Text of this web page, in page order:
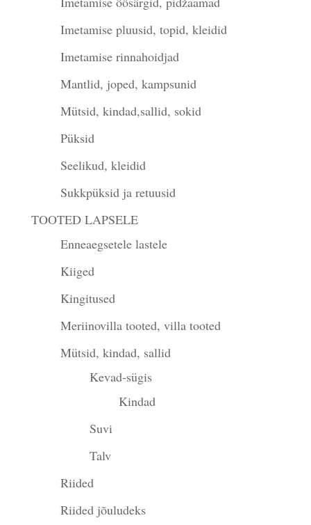
Imetamise pluusid, topid, kleidid
Imetamise rinnahoidjad
Mantlid, joped, kampsunid
Mütsid, kindad,sallid, sokid
Püksid
Seelikud, kleidid
Sukkpüksid ja retuusid
TOOTED LAPSELE
Enneaegsetele lastele
Kiiged
Kingitused
Meriinovilla tooted, villa tooted
Mütsid, kindad, sallid
Kevad-sügis
Kindad
Suvi
Talv
Riided
Riided jõuludeks